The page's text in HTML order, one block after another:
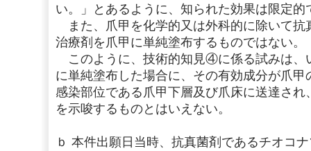
い。」とあるように、知られた効果は限定的
また、爪甲を化学的又は外科的に除いて抗
治療剤を爪甲に単純塗布するものではない。
このように、技術的知見④に係る試みは、
に単純塗布した場合に、その有効成分が爪
感染部位である爪甲下層及び爪床に送達さ
を示唆するものとはいえない。
ｂ 本件出願日当時、抗真菌剤であるチオコ